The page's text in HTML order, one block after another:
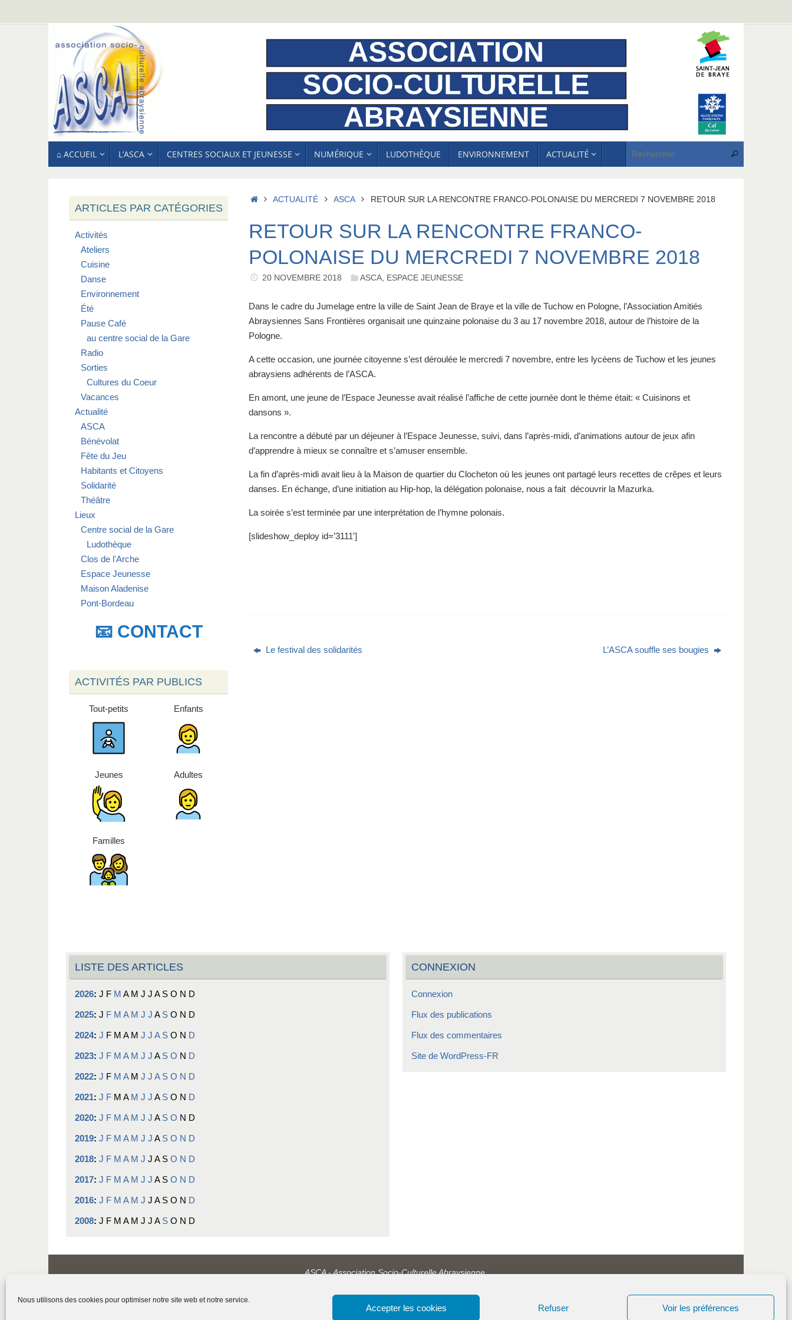
Nous utilisons des cookies pour optimiser notre site web et notre service.
Accepter les cookies Refuser Voir les préférences
au
AU⌂ ACCUEIL L’ASCA CENTRES SOCIAUX ET JEUNESSE NUMÉRIQUE LUDOTHÈQUE ENVIRONNEMENT ACTUALITÉ Rechercher
ACCUEIL
ACTUALITÉ ASCA RETOUR SUR LA RENCONTRE FRANCO-POLONAISE DU MERCREDI 7 NOVEMBRE 2018
RETOUR SUR LA RENCONTRE FRANCO-
POLONAISE DU MERCREDI 7 NOVEMBRE 2018
20 NOVEMBRE 2018 ASCA, ESPACE JEUNESSE
Dans le cadre du Jumelage entre la ville de Saint Jean de Braye et la ville de Tuchow en Pologne, l’Association Amitiés
Abraysiennes Sans Frontières organisait une quinzaine polonaise du 3 au 17 novembre 2018, autour de l’histoire de la
Pologne.
A cette occasion, une journée citoyenne s’est déroulée le mercredi 7 novembre, entre les lycéens de Tuchow et les jeunes
abraysiens adhérents de l’ASCA.
En amont, une jeune de l’Espace Jeunesse avait réalisé l’affiche de cette journée dont le thème était: « Cuisinons et
dansons ».
La rencontre a débuté par un déjeuner à l’Espace Jeunesse, suivi, dans l’après-midi, d’animations autour de jeux afin
d’apprendre à mieux se connaître et s’amuser ensemble.
La fin d’après-midi avait lieu à la Maison de quartier du Clocheton où les jeunes ont partagé leurs recettes de crêpes et leurs
danses. En échange, d’une initiation au Hip-hop, la délégation polonaise, nous a fait découvrir la Mazurka.
La soirée s’est terminée par une interprétation de l’hymne polonais.
[slideshow_deploy id=’3111′]
Le festival des solidarités L’ASCA souffle ses bougies
ARTICLES PAR CATÉGORIES
Activités
Ateliers
Cuisine
Danse
Environnement
Été
Pause Café
au centre social de la Gare
Radio
Sorties
Cultures du Coeur
Vacances
Actualité
ASCA
Bénévolat
Fête du Jeu
Habitants et Citoyens
Solidarité
Théâtre
Lieux
Centre social de la Gare
Ludothèque
Clos de l'Arche
Espace Jeunesse
Maison Aladenise
Pont-Bordeau
📧 CONTACT
ACTIVITÉS PAR PUBLICS
Tout-petits Enfants
Jeunes Adultes
Familles
LISTE DES ARTICLES
2026: J F M A M J J A S O N D
2025: J F M A M J J A S O N D
2024: J F M A M J J A S O N D
2023: J F M A M J J A S O N D
2022: J F M A M J J A S O N D
2021: J F M A M J J A S O N D
2020: J F M A M J J A S O N D
2019: J F M A M J J A S O N D
2018: J F M A M J J A S O N D
2017: J F M A M J J A S O N D
2016: J F M A M J J A S O N D
2008: J F M A M J J A S O N D
CONNEXION
Connexion
Flux des publications
Flux des commentaires
Site de WordPress-FR
ASCA - Association Socio-Culturelle Abraysienne.